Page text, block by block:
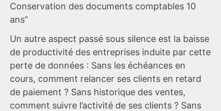
Conservation des documents comptables 10
ans”
Un autre aspect passé sous silence est la baisse
de productivité des entreprises induite par cette
perte de données : Sans les échéances en
cours, comment relancer ses clients en retard
de paiement ? Sans historique des ventes,
comment suivre l’activité de ses clients ? Sans